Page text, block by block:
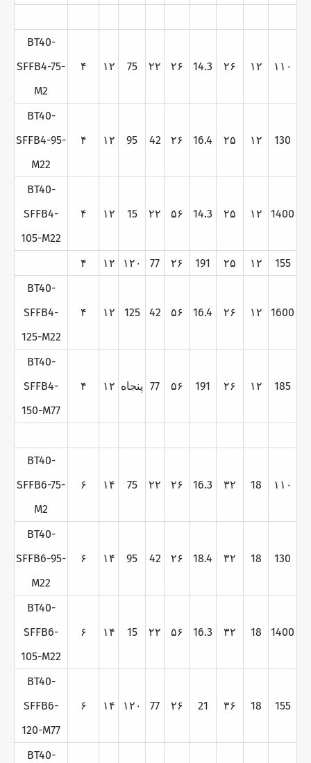
BT40-
SFFB4-75-
M2
۴ ۱۲ 75 ۲۲ ۲۶ 14.3 ۲۶ ۱۲ ۱۱۰
BT40-
SFFB4-95-
M22
۴ ۱۲ 95 42 ۲۶ 16.4 ۲۵ ۱۲ 130
BT40-
SFFB4-
105-M22
۴ ۱۲ 15 ۲۲ ۵۶ 14.3 ۲۵ ۱۲ 1400
۴ ۱۲ ۱۲۰ 77 ۲۶ 191 ۲۵ ۱۲
155
BT40-
SFFB4-
125-M22
۴ ۱۲ 125 42 ۵۶ 16.4 ۲۶ ۱۲ 1600
BT40-
SFFB4-
150-M77
۴ ۱۲ پنجاه 77 ۵۶ 191 ۲۶ ۱۲ 185
BT40-
SFFB6-75-
M2
۶ ۱۴ 75 ۲۲ ۲۶ 16.3 ۳۲ 18 ۱۱۰
BT40-
SFFB6-95-
M22
۶ ۱۴ 95 42 ۲۶ 18.4 ۳۲ 18 130
BT40-
SFFB6-
105-M22
۶ ۱۴ 15 ۲۲ ۵۶ 16.3 ۳۲ 18 1400
BT40-
SFFB6-
120-M77
۶ ۱۴ ۱۲۰ 77 ۲۶ 21 ۳۶ 18 155
BT40-